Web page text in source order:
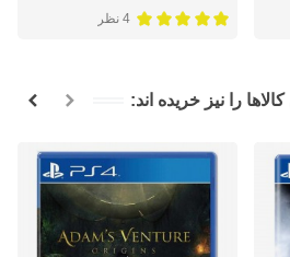
4 نظر
را نیز خریده اند: